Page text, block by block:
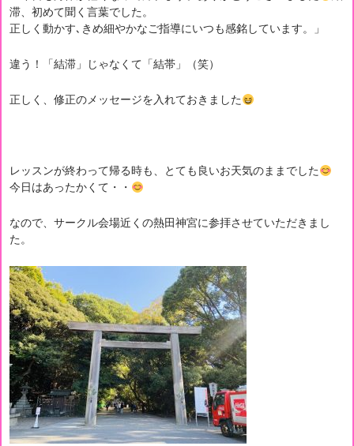
滞、初めて聞く言葉でした。
正しく動かす､きめ細やかなご指導にいつも感銘しています。」
違う！「結滞」じゃなくて「結帯」（笑）
正しく、修正のメッセージを入れておきました
レッスンが終わって帰る時も、とても良いお天気のままでした
今日はあったかくて・・
なので、サークル会場近くの熱田神宮に参拝させていただきまし
た。